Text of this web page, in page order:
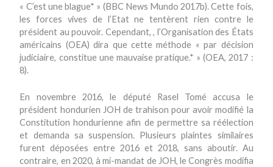
« C’est une blague* » (BBC News Mundo 2017b). Cette fois,
les forces vives de l’Etat ne tentèrent rien contre le
président au pouvoir. Cependant, , l’Organisation des États
américains (OEA) dira que cette méthode « par décision
judiciaire, constitue une mauvaise pratique.* » (OEA, 2017 :
8).
En novembre 2016, le député Rasel Tomé accusa le
président hondurien JOH de trahison pour avoir modifié la
Constitution hondurienne afin de permettre sa réélection
et demanda sa suspension. Plusieurs plaintes similaires
furent déposées entre 2016 et 2018, sans aboutir. Au
contraire, en 2020, à mi-mandat de JOH, le Congrès modifia